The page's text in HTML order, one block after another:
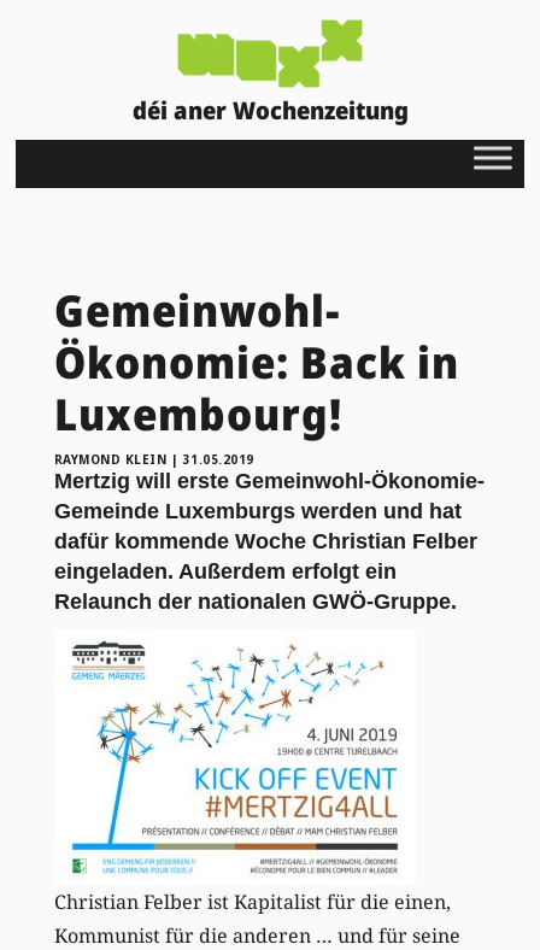
déi aner Wochenzeitung
Gemeinwohl-
Ökonomie: Back in
Luxembourg!
RAYMOND KLEIN | 31.05.2019
Mertzig will erste Gemeinwohl-Ökonomie-
Gemeinde Luxemburgs werden und hat
dafür kommende Woche Christian Felber
eingeladen. Außerdem erfolgt ein
Relaunch der nationalen GWÖ-Gruppe.
Christian Felber ist Kapitalist für die einen,
Kommunist für die anderen … und für seine